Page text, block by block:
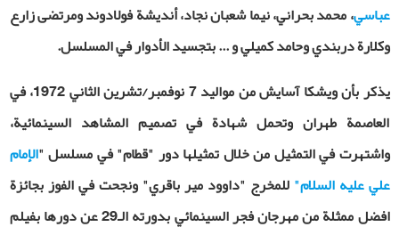
عباسي، محمد بحراني، نيما شعبان نجاد، أنديشة فولادوند ومرتضى زارع
وكلارة دربندي وحامد كميلي و ... بتجسيد الأدوار في المسلسل.
يذكر بأن ويشكا آسايش من مواليد 7 نوفمبر/تشرين الثاني 1972، في
العاصمة طهران وتحمل شهادة في تصميم المشاهد السينمائية،
واشتهرت في التمثيل من خلال تمثيلها دور "قطام" في مسلسل "الإمام
علي عليه السلام"للمخرج "داوود مير باقري" ونجحت في الفوز بجائزة
افضل ممثلة من مهرجان فجر السينمائي بدورته الـ29 عن دورها بفيلم